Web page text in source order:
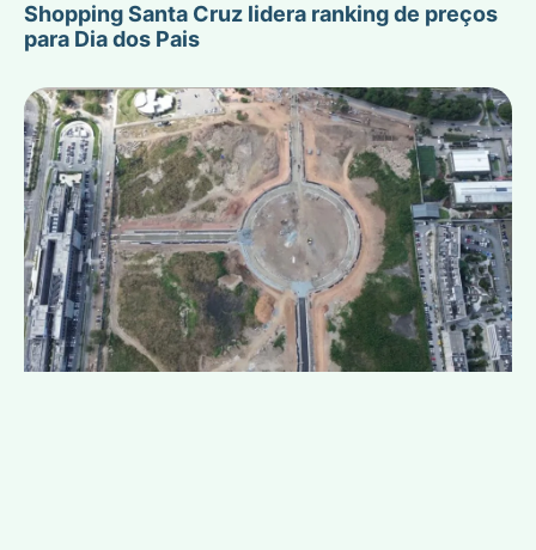
Shopping Santa Cruz lidera ranking de preços
para Dia dos Pais